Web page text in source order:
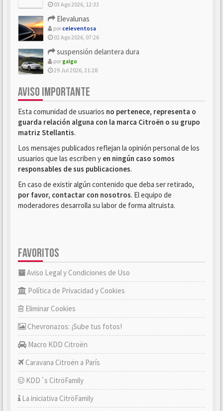
03 Ago 2026, 12:33
Elevalunas
porceleventosa
02 Ago 2026, 07:26
suspensión delantera dura
porgalgo
29 Jul 2026, 21:28
AVISO IMPORTANTE
Esta comunidad de usuarios no pertenece, representa o
guarda relación alguna con la marca Citroën o su grupo
matriz Stellantis.
Los mensajes publicados reflejan la opinión personal de los
usuarios que las escriben y en ningún caso somos
responsables de sus publicaciones.
En caso de existir algún contenido que deba ser retirado,
por favor, contactar con nosotros. El equipo de
moderadores desarrolla su labor de forma altruista.
FAVORITOS
Aviso Legal y Condiciones de Uso
Política de Privacidad y Cookies
Eliminar Cookies
Chevronazos: ¡Sube tus fotos!
Macro KDD Citroën
Caravana Citroën a París
KDD´s CitröFamily
La iniciativa CitröFamily